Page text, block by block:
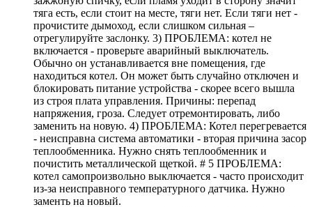
тяга есть, если стоит на месте, тяги нет. Если тяги нет -
прочистите дымоход, если слишком сильная –
отрегулируйте заслонку. 3) ПРОБЛЕМА: котел не
включается - проверьте аварийный выключатель.
Обычно он устанавливается вне помещения, где
находиться котел. Он может быть случайно отключен и
блокировать питание устройства - скорее всего вышла
из строя плата управления. Причины: перепад
напряжения, гроза. Следует отремонтировать, либо
заменить на новую. 4) ПРОБЛЕМА: Котел перегревается
- неисправна система автоматики - вторая причина засор
теплообменника. Нужно снять теплообменник и
почистить металлической щеткой. # 5 ПРОБЛЕМА:
котел самопроизвольно выключается - часто происходит
из-за неисправного температурного датчика. Нужно
заменть на новый.